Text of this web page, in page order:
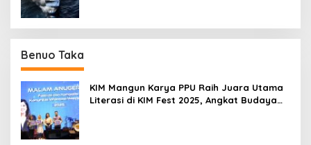
Benuo Taka
KIM Mangun Karya PPU Raih Juara Utama
Literasi di KIM Fest 2025, Angkat Budaya